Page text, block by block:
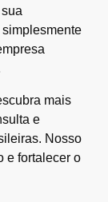
mais
e
Nosso
e fortalecer o